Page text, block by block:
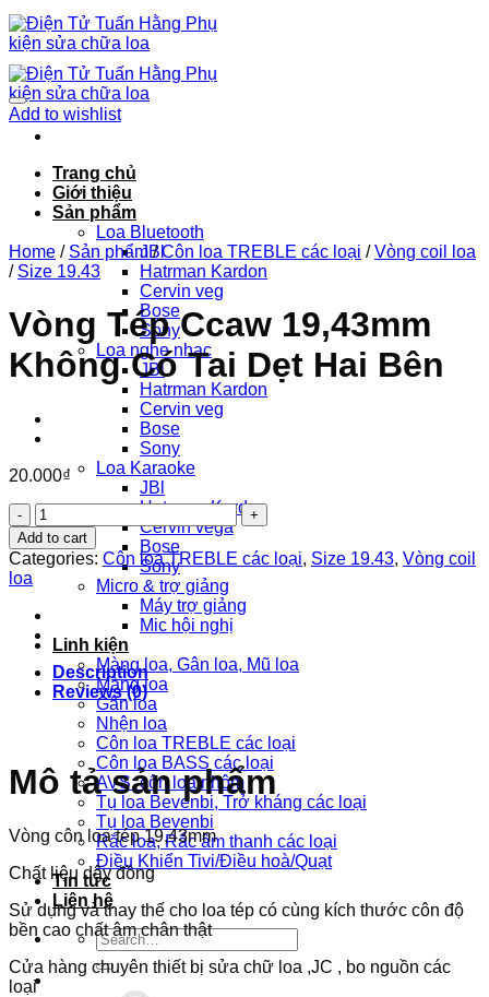
Chuyển
đến
nội
dung
Trang chủ
Giới thiệu
Sản phẩm
Loa Bluetooth
JBl
Hatrman Kardon
Cervin veg
Bose
Sony
Loa nghe nhạc
JBl
Hatrman Kardon
Cervin veg
Bose
Sony
Loa Karaoke
JBl
Hatrman Kardon
Cervin vega
Bose
Sony
Micro & trợ giảng
Máy trợ giảng
Mic hội nghị
Linh kiện
Màng loa, Gân loa, Mũ loa
Màng loa
Gân loa
Nhện loa
Côn loa TREBLE các loại
Côn loa BASS các loại
AVS: côn loa nhôm
Tụ loa Bevenbi, Trở kháng các loại
Tụ loa Bevenbi
Rắc loa, Rắc âm thanh các loại
Điều Khiển Tivi/Điều hoà/Quạt
Tin tức
Liên hệ
Search
for:
Add to wishlist
Home / Sản phẩm / Côn loa TREBLE các loại / Vòng coil loa
/ Size 19.43
Vòng Tép Ccaw 19,43mm
Không Có Tai Dẹt Hai Bên
20.000₫
Vòng
Tép
Ccaw
19,43mm
Không
Có
Tai
Dẹt
Hai
Bên
quantity
Add to cart
Categories: Côn loa TREBLE các loại, Size 19.43, Vòng coil
loa
Description
Reviews (0)
Mô tả sản phẩm
Vòng côn loa tép 19,43mm
Chất liệu dây đồng
Sử dụng và thay thế cho loa tép có cùng kích thước côn độ
bền cao chất âm chân thật
Cửa hàng chuyên thiết bị sửa chữ loa ,JC , bo nguồn các
loại